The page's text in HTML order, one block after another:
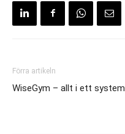
Förra artikeln
WiseGym – allt i ett system